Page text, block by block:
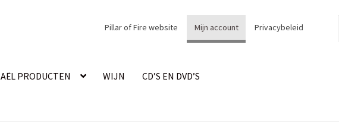
Pillar of Fire website Mijn account Privacybeleid
PRODUCTEN WIJN CD’S EN DVD’S